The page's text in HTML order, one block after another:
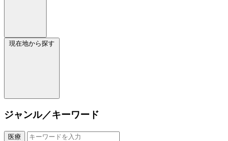
現在地から探す
ジャンル／キーワード
医療